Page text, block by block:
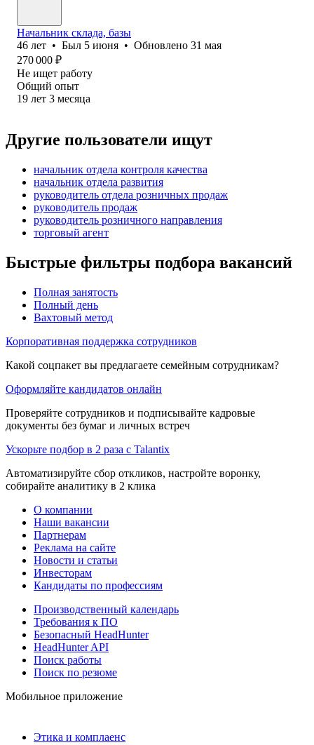
Начальник склада, базы
46 лет • Был 5 июня • Обновлено 31 мая
270 000 ₽
Не ищет работу
Общий опыт
19 лет 3 месяца
Другие пользователи ищут
начальник отдела контроля качества
начальник отдела развития
руководитель отдела розничных продаж
руководитель продаж
руководитель розничного направления
торговый агент
Быстрые фильтры подбора вакансий
Полная занятость
Полный день
Вахтовый метод
Корпоративная поддержка сотрудников
Какой соцпакет вы предлагаете семейным сотрудникам?
Оформляйте кандидатов онлайн
Проверяйте сотрудников и подписывайте кадровые
документы без бумаг и личных встреч
Ускорьте подбор в 2 раза с Talantix
Автоматизируйте сбор откликов, настройте воронку,
собирайте аналитику в 2 клика
О компании
Наши вакансии
Партнерам
Реклама на сайте
Новости и статьи
Инвесторам
Кандидаты по профессиям
Производственный календарь
Требования к ПО
Безопасный HeadHunter
HeadHunter API
Поиск работы
Поиск по резюме
Мобильное приложение
Этика и комплаенс